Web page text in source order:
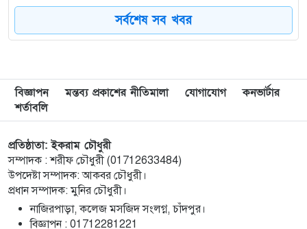
মতলব উত্তরে কালাম এন্টারপ্রাইজের মালিককে ২৫
হাজার টাকা জরিমানা
৮
মেরিল প্রথম আলো সমালোচক পুরস্কার ২০২৫ : সেরা
অভিনেতার চূড়ান্ত মনোনয়নে জায়গা করে নিলেন
৯
চাঁদপুরে জাতীয় বিজ্ঞান ও প্রযুক্তি সপ্তাহ উদযাপনের
লক্ষে প্রস্তুতিমূলক সভা
১০
বাংলা নববর্ষ আমাদের বাঙালি সংস্কৃতি ও ঐতিহ্যের
প্রাণের উৎসব : চাঁদপুর জেলা প্রশাসক
১১
সর্বশেষ সব খবর
বিজ্ঞাপন মন্তব্য প্রকাশের নীতিমালা যোগাযোগ
কনভার্টার
শর্তাবলি
প্রতিষ্ঠাতা: ইকরাম চৌধুরী
সম্পাদক : শরীফ চৌধুরী (01712633484)
উপদেষ্টা সম্পাদক: আকবর চৌধুরী।
প্রধান সম্পাদক: মুনির চৌধুরী।
নাজিরপাড়া, কলেজ মসজিদ সংলগ্ন, চাঁদপুর।
‎বিজ্ঞাপন : 01712281221